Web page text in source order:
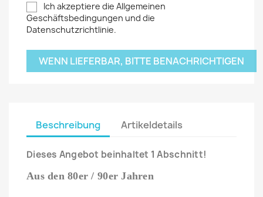
Ich akzeptiere die Allgemeinen
Geschäftsbedingungen und die
Datenschutzrichtlinie.
WENN LIEFERBAR, BITTE BENACHRICHTIGEN
Beschreibung Artikeldetails
Dieses Angebot beinhaltet 1 Abschnitt!
Aus den 80er / 90er Jahren